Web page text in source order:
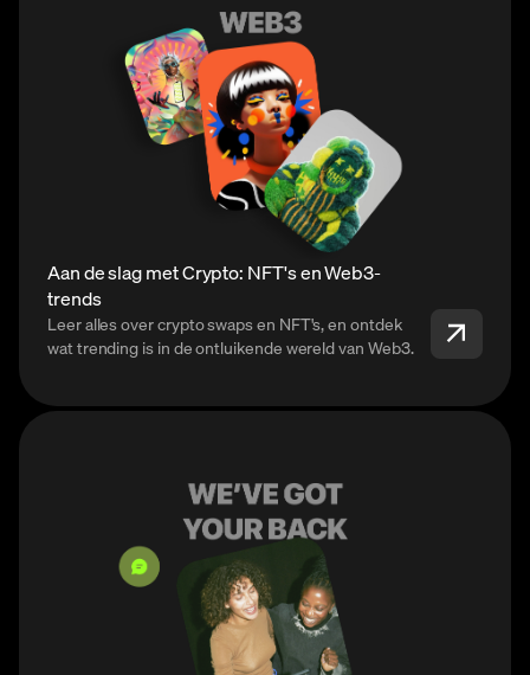
Aan de slag met Crypto: NFT's en Web3-
trends
Leer alles over crypto swaps en NFT's, en ontdek
wat trending is in de ontluikende wereld van Web3.